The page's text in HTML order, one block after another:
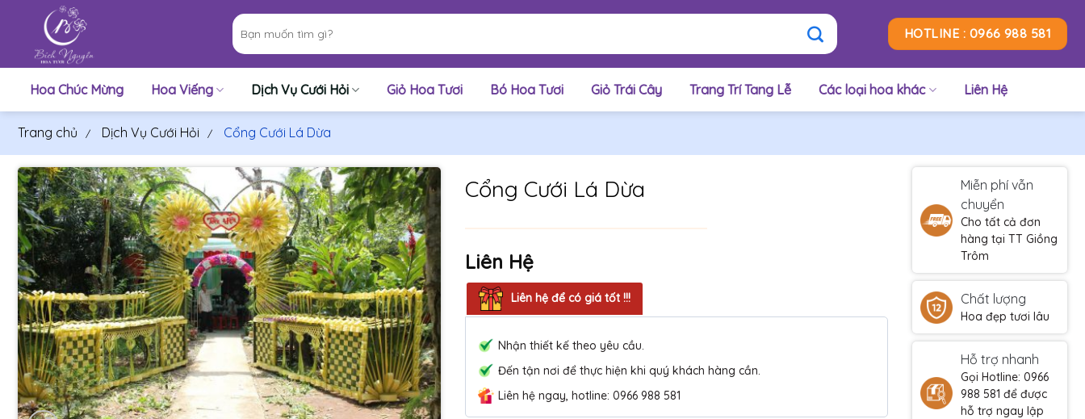
dung
Tìm
kiếm:
HOTLINE : 0966 988 581
Hoa Chúc Mừng Hoa Viếng Dịch Vụ Cưới Hỏi Giỏ Hoa Tươi Bó Hoa Tươi Giỏ Trái Cây Trang Trí Tang Lễ Các loại hoa khác Liên Hệ
Trang chủ Dịch Vụ Cưới Hỏi Cổng Cưới Lá Dừa
Cổng Cưới Lá Dừa
Liên Hệ
Liên hệ để có giá tốt !!!
Nhận thiết kế theo yêu cầu.
Đến tận nơi để thực hiện khi quý khách hàng cần.
Liên hệ ngay, hotline: 0966 988 581
Miễn phí vẫn
chuyển
Cho tất cả đơn
hàng tại TT Giồng
Trôm
Chất lượng
Hoa đẹp tươi lâu
Hỗ trợ nhanh
Gọi Hotline: 0966
988 581 để được
hỗ trợ ngay lập